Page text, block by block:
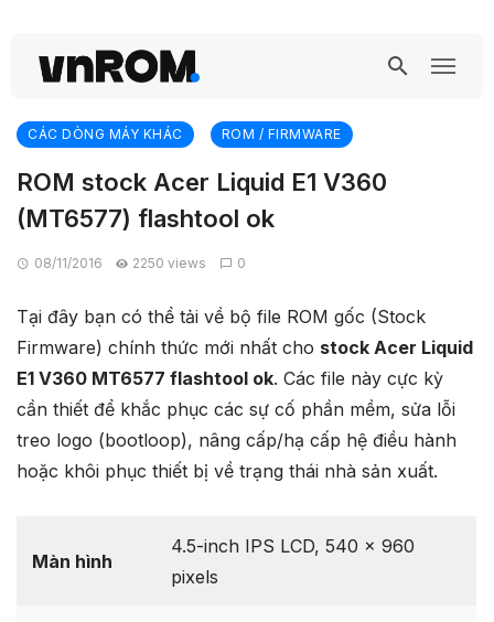
CÁC DÒNG MÁY KHÁC ROM / FIRMWARE
ROM stock Acer Liquid E1 V360
(MT6577) flashtool ok
08/11/2016 2250 views 0
Tại đây bạn có thể tải về bộ file ROM gốc (Stock
Firmware) chính thức mới nhất cho stock Acer Liquid
E1 V360 MT6577 flashtool ok. Các file này cực kỳ
cần thiết để khắc phục các sự cố phần mềm, sửa lỗi
treo logo (bootloop), nâng cấp/hạ cấp hệ điều hành
hoặc khôi phục thiết bị về trạng thái nhà sản xuất.
Màn hình
4.5-inch IPS LCD, 540 x 960
pixels